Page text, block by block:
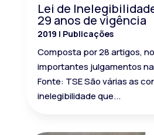
Lei de
29 anos de vigência
2019 | Publicações
Composta por 28 artigos,
importantes julgamentos
Fonte: TSE São várias as
inelegibilidade que...